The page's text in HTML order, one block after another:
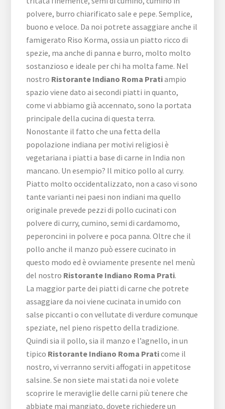
polvere, burro chiarificato sale e pepe. Semplice,
buono e veloce. Da noi potrete assaggiare anche il
famigerato Riso Korma, ossia un piatto ricco di
spezie, ma anche di panna e burro, molto molto
sostanzioso e ideale per chi ha molta fame. Nel
nostro Ristorante Indiano Roma Pratiampio
spazio viene dato ai secondi piatti in quanto,
come vi abbiamo già accennato, sono la portata
principale della cucina di questa terra.
Nonostante il fatto che una fetta della
popolazione indiana per motivi religiosi è
vegetariana i piatti a base di carne in India non
mancano. Un esempio? Il mitico pollo al curry.
Piatto molto occidentalizzato, non a caso vi sono
tante varianti nei paesi non indiani ma quello
originale prevede pezzi di pollo cucinati con
polvere di curry, cumino, semi di cardamomo,
peperoncini in polvere e poca panna. Oltre che il
pollo anche il manzo può essere cucinato in
questo modo ed è ovviamente presente nel menù
del nostro Ristorante Indiano Roma Prati.
La maggior parte dei piatti di carne che potrete
assaggiare da noi viene cucinata in umido con
salse piccanti o con vellutate di verdure comunque
speziate, nel pieno rispetto della tradizione.
Quindi sia il pollo, sia il manzo e l’agnello, in un
tipico Ristorante Indiano Roma Praticome il
nostro, vi verranno serviti affogati in appetitose
salsine. Se non siete mai stati da noi e volete
scoprire le meraviglie delle carni più tenere che
abbiate mai mangiato, dovete richiedere un